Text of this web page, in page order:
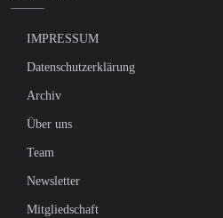
IMPRESSUM
Datenschutzerklärung
Archiv
Über uns
Team
Newsletter
Mitgliedschaft